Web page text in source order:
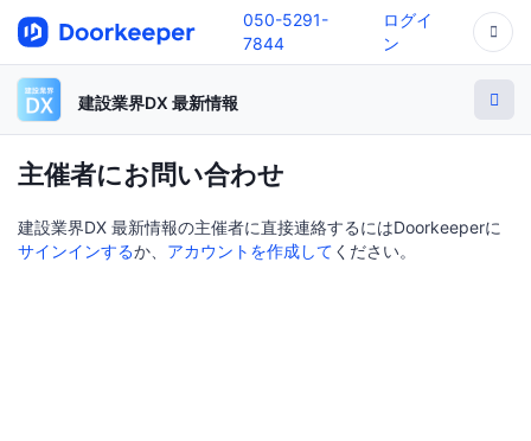
050-5291-
7844
ログイ
ン
建設業界DX 最新情報
主催者にお問い合わせ
建設業界DX 最新情報の主催者に直接連絡するにはDoorkeeperに
サインインするか、 アカウントを作成して ください。